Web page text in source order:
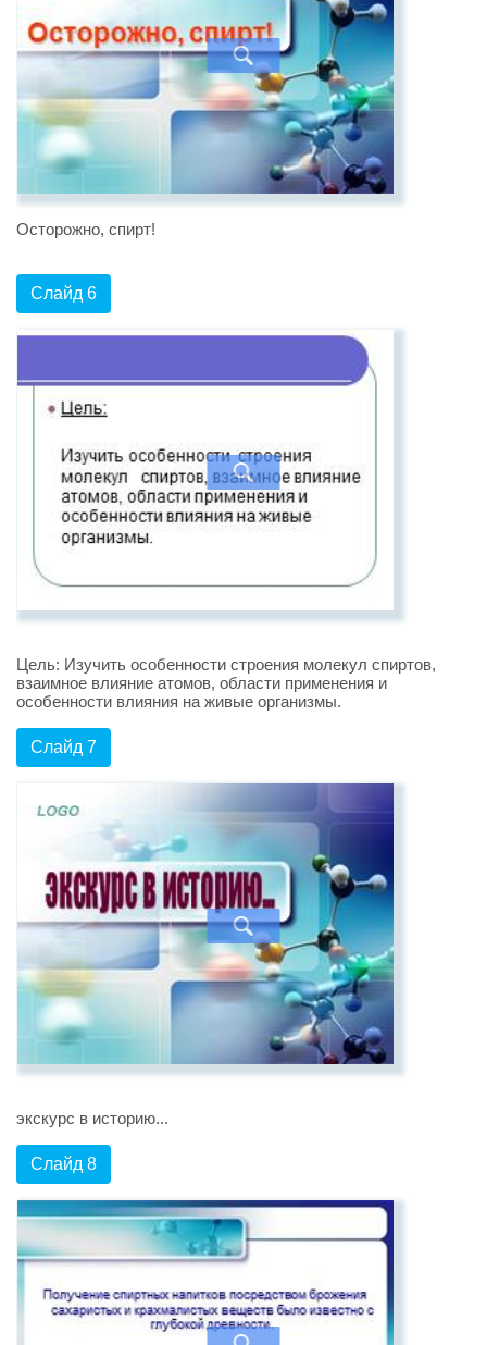
Осторожно, спирт!
Слайд 6
Цель: Изучить особенности строения молекул спиртов,
взаимное влияние атомов, области применения и
особенности влияния на живые организмы.
Слайд 7
экскурс в историю...
Слайд 8